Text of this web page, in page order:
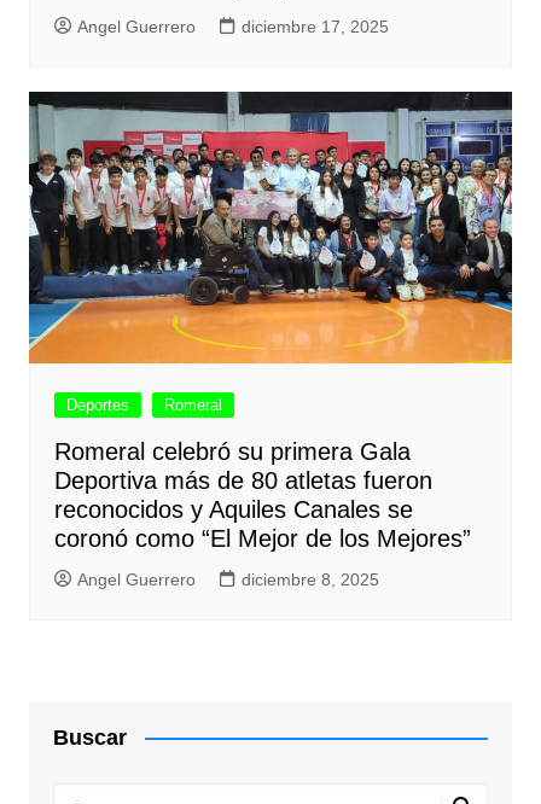
Angel Guerrero diciembre 17, 2025
Deportes Romeral
Romeral celebró su primera Gala
Deportiva más de 80 atletas fueron
reconocidos y Aquiles Canales se
coronó como “El Mejor de los Mejores”
Angel Guerrero diciembre 8, 2025
Buscar